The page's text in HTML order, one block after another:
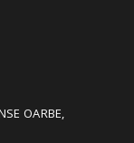
OARBE,